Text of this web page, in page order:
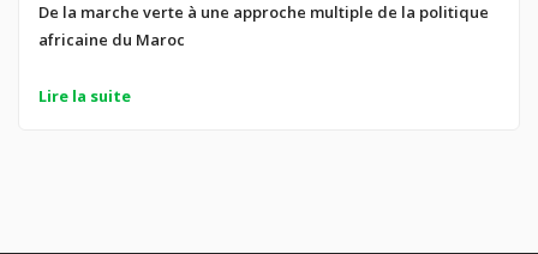
De la marche verte à une approche multiple de la politique
africaine du Maroc
Lire la suite